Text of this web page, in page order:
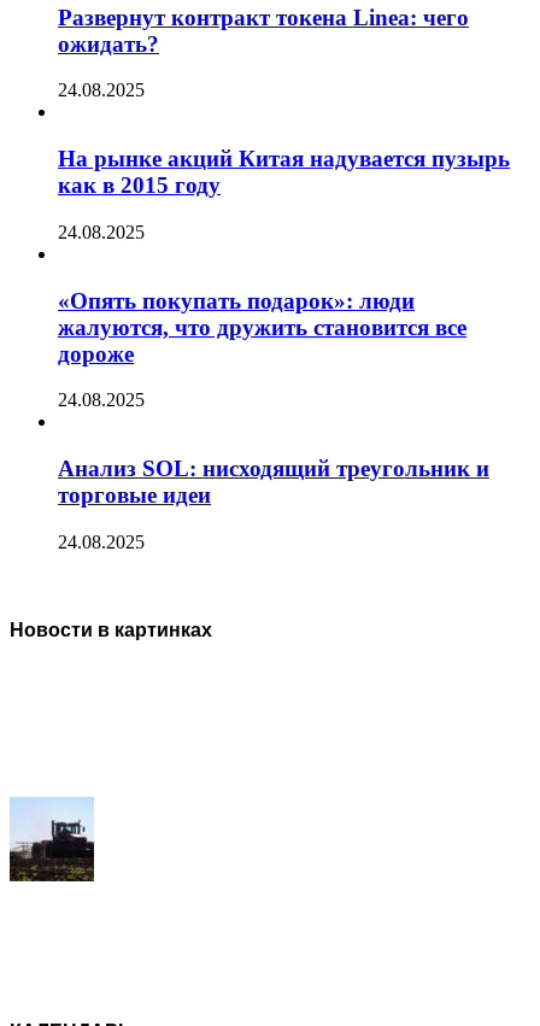
Развернут контракт токена Linea: чего
ожидать?
24.08.2025
На рынке акций Китая надувается пузырь
как в 2015 году
24.08.2025
«Опять покупать подарок»: люди
жалуются, что дружить становится все
дороже
24.08.2025
Анализ SOL: нисходящий треугольник и
торговые идеи
24.08.2025
Новости в картинках